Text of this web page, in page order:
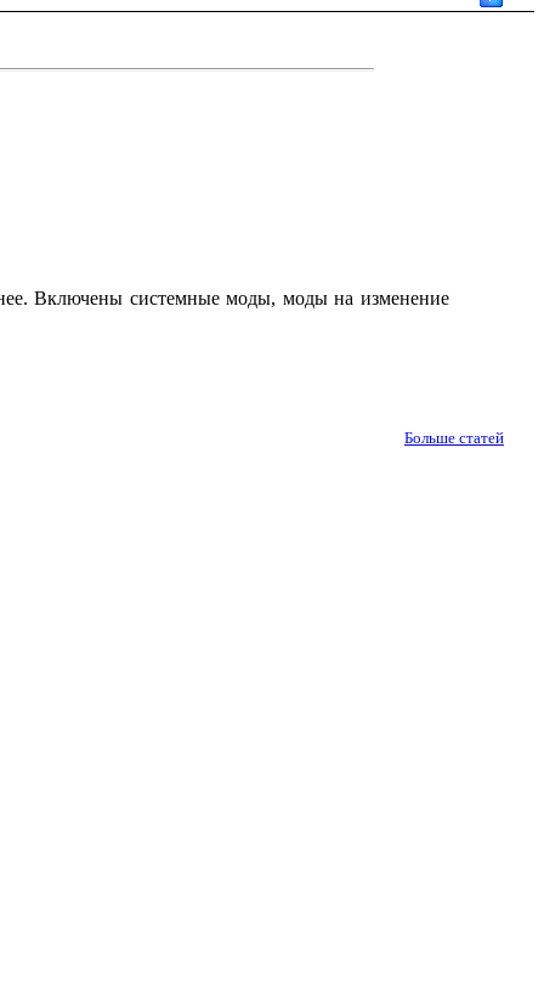
Включены системные моды, моды на изменение
Больше статей